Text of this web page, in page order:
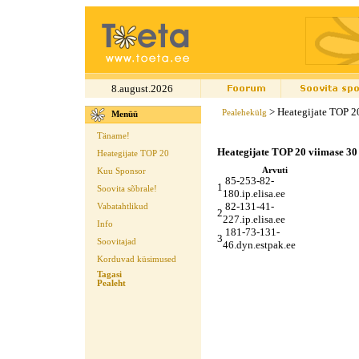
8.august.2026
Menüü
Täname!
Heategijate TOP 20
Kuu Sponsor
Soovita sõbrale!
Vabatahtlikud
Info
Soovitajad
Korduvad küsimused
Tagasi
Pealeht
Pealehekülg > Heategijate TOP
Heategijate TOP 20 viimase
Arvuti
1
85-253-82-
180.ip.elisa.ee
2
82-131-41-
227.ip.elisa.ee
3
181-73-131-
46.dyn.estpak.ee